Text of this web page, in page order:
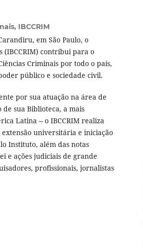
IBCCRIM
em São Paulo, o
(IBCCRIM) contribui para o
Criminais por todo o país,
público e sociedade civil.
por sua atuação na área de
sua Biblioteca, a mais
Latina -- o IBCCRIM realiza
universitária e iniciação
Instituto, além das notas
e ações judiciais de grande
profissionais, jornalistas